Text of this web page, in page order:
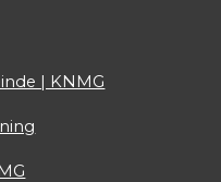
| KNMG